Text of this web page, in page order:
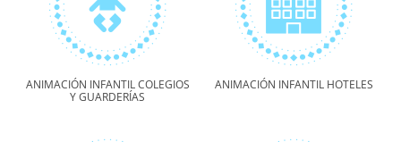
ANIMACIÓN INFANTIL COLEGIOS
Y GUARDERÍAS
ANIMACIÓN INFANTIL HOTELES